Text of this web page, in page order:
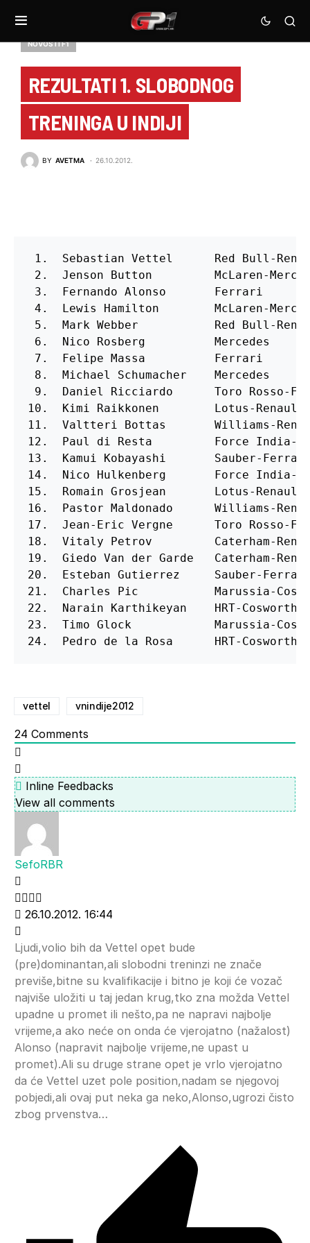
NOVOSTI F1
REZULTATI 1. SLOBODNOG
TRENINGA U INDIJI
BY AVETMA 26.10.2012.
1.  Sebastian Vettel      Red Bull-
2.  Jenson Button         McLaren-
3.  Fernando Alonso       Ferrari
4.  Lewis Hamilton        McLaren-
5.  Mark Webber           Red Bull-
6.  Nico Rosberg          Mercedes
7.  Felipe Massa          Ferrari
8.  Michael Schumacher    Mercedes
9.  Daniel Ricciardo      Toro Rosso-
10.  Kimi Raikkonen        Lotus-
11.  Valtteri Bottas       Williams-
12.  Paul di Resta         Force India-
13.  Kamui Kobayashi       Sauber-
14.  Nico Hulkenberg       Force India-
15.  Romain Grosjean       Lotus-
16.  Pastor Maldonado      Williams-
17.  Jean-Eric Vergne      Toro Rosso-
18.  Vitaly Petrov         Caterham-
19.  Giedo Van der Garde   Caterham-
20.  Esteban Gutierrez     Sauber-
21.  Charles Pic           Marussia-
22.  Narain Karthikeyan    HRT-
23.  Timo Glock            Marussia-
24.  Pedro de la Rosa      HRT-
vettel vnindije2012
24 Comments
Inline Feedbacks
View all comments
SefoRBR
26.10.2012. 16:44
Ljudi,volio bih da Vettel opet bude
(pre)dominantan,ali slobodni treninzi ne znače
previše,bitne su kvalifikacije i bitno je koji će vozač
najviše uložiti u taj jedan krug,tko zna možda Vettel
upadne u promet ili nešto,pa ne napravi najbolje
vrijeme,a ako neće on onda će vjerojatno (nažalost)
Alonso (napravit najbolje vrijeme,ne upast u
promet).Ali su druge strane opet je vrlo vjerojatno
da će Vettel uzet pole position,nadam se njegovoj
pobjedi,ali ovaj put neka ga neko,Alonso,ugrozi čisto
zbog prvenstva…